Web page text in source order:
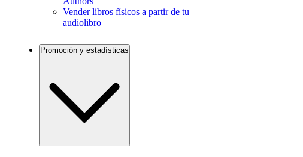
Vender libros físicos a partir de tu
audiolibro
Promoción y estadísticas